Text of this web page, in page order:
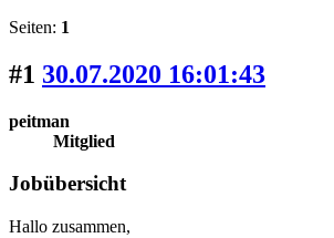
Seiten: 1
#1 30.07.2020 16:01:43
peitman
Mitglied
Jobübersicht
Hallo zusammen,